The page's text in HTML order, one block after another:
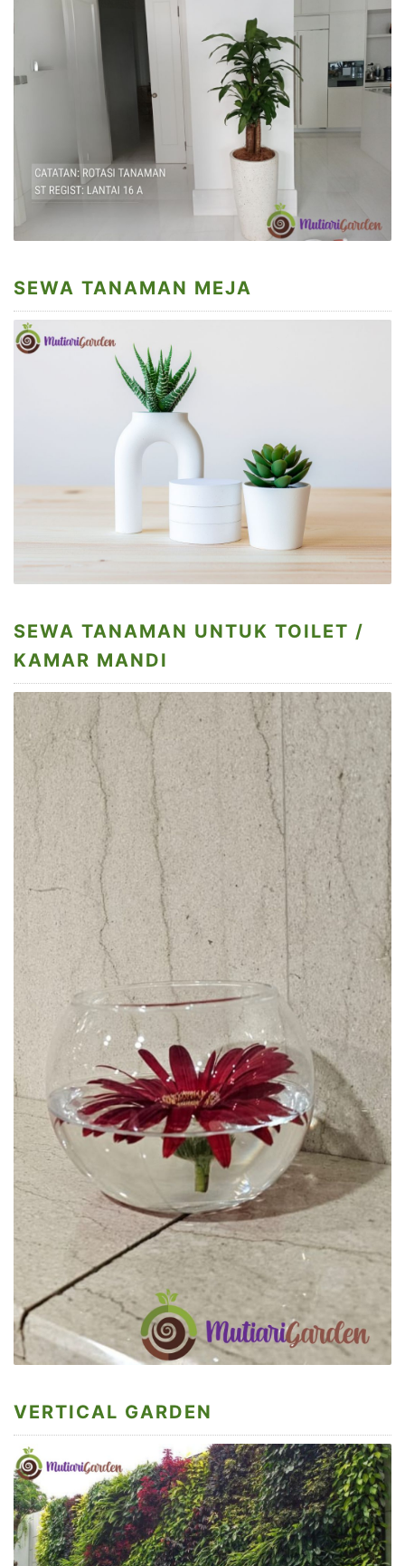
SEWA TANAMAN MEJA
SEWA TANAMAN UNTUK TOILET /
KAMAR MANDI
VERTICAL GARDEN